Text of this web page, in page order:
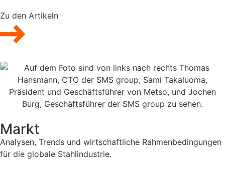
Zu den Artikeln
Markt
Analysen, Trends und wirtschaftliche Rahmenbedingungen
für die globale Stahlindustrie.